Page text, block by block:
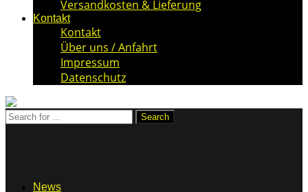
Versandkosten & Lieferung
Kontakt
Kontakt
Über uns / Anfahrt
Impressum
Datenschutz
News